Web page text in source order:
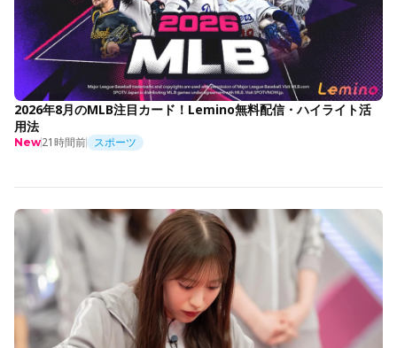
2026年8月のMLB注目カード！Lemino無料配信・ハイライト活
用法
New21時間前 スポーツ